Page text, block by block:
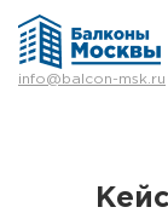
info@balcon-msk.ru
Отделка